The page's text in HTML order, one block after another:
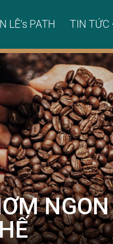
LÊ’s PATH TIN TỨC